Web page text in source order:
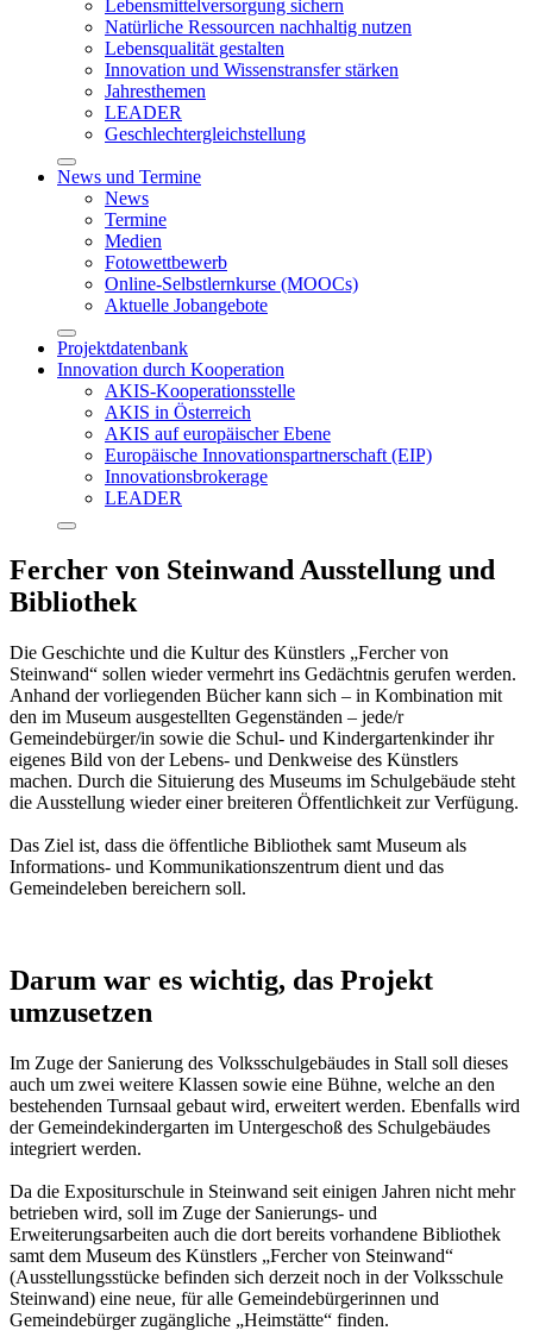
Lebensmittelversorgung sichern
Natürliche Ressourcen nachhaltig nutzen
Lebensqualität gestalten
Innovation und Wissenstransfer stärken
Jahresthemen
LEADER
Geschlechtergleichstellung
News und Termine
News
Termine
Medien
Fotowettbewerb
Online-Selbstlernkurse (MOOCs)
Aktuelle Jobangebote
Projektdatenbank
Innovation durch Kooperation
AKIS-Kooperationsstelle
AKIS in Österreich
AKIS auf europäischer Ebene
Europäische Innovationspartnerschaft (EIP)
Innovationsbrokerage
LEADER
Fercher von Steinwand Ausstellung und
Bibliothek
Die Geschichte und die Kultur des Künstlers „Fercher von
Steinwand“ sollen wieder vermehrt ins Gedächtnis gerufen werden.
Anhand der vorliegenden Bücher kann sich – in Kombination mit
den im Museum ausgestellten Gegenständen – jede/r
Gemeindebürger/in sowie die Schul- und Kindergartenkinder ihr
eigenes Bild von der Lebens- und Denkweise des Künstlers
machen. Durch die Situierung des Museums im Schulgebäude steht
die Ausstellung wieder einer breiteren Öffentlichkeit zur Verfügung.
Das Ziel ist, dass die öffentliche Bibliothek samt Museum als
Informations- und Kommunikationszentrum dient und das
Gemeindeleben bereichern soll.
Darum war es wichtig, das Projekt
umzusetzen
Im Zuge der Sanierung des Volksschulgebäudes in Stall soll dieses
auch um zwei weitere Klassen sowie eine Bühne, welche an den
bestehenden Turnsaal gebaut wird, erweitert werden. Ebenfalls wird
der Gemeindekindergarten im Untergeschoß des Schulgebäudes
integriert werden.
Da die Expositurschule in Steinwand seit einigen Jahren nicht mehr
betrieben wird, soll im Zuge der Sanierungs- und
Erweiterungsarbeiten auch die dort bereits vorhandene Bibliothek
samt dem Museum des Künstlers „Fercher von Steinwand“
(Ausstellungsstücke befinden sich derzeit noch in der Volksschule
Steinwand) eine neue, für alle Gemeindebürgerinnen und
Gemeindebürger zugängliche „Heimstätte“ finden.